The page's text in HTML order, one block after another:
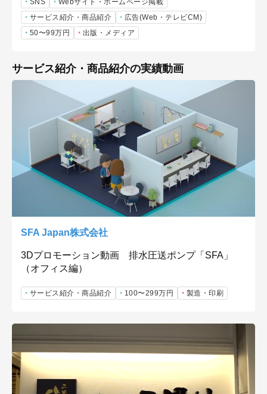
サービス紹介・商品紹介
広告(Web・テレビCM)
50〜99万円
出版・メディア
サービス紹介・商品紹介の実績動画
SFA Japan株式会社
3Dプロモーション動画 排水圧送ポンプ「SFA」
（オフィス編）
サービス紹介・商品紹介 100〜299万円 製造・印刷